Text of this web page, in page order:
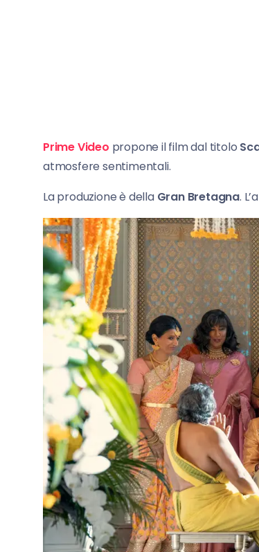
Prime Video propone il film dal titolo
atmosfere sentimentali.
La produzione è della Gran Bretagna.